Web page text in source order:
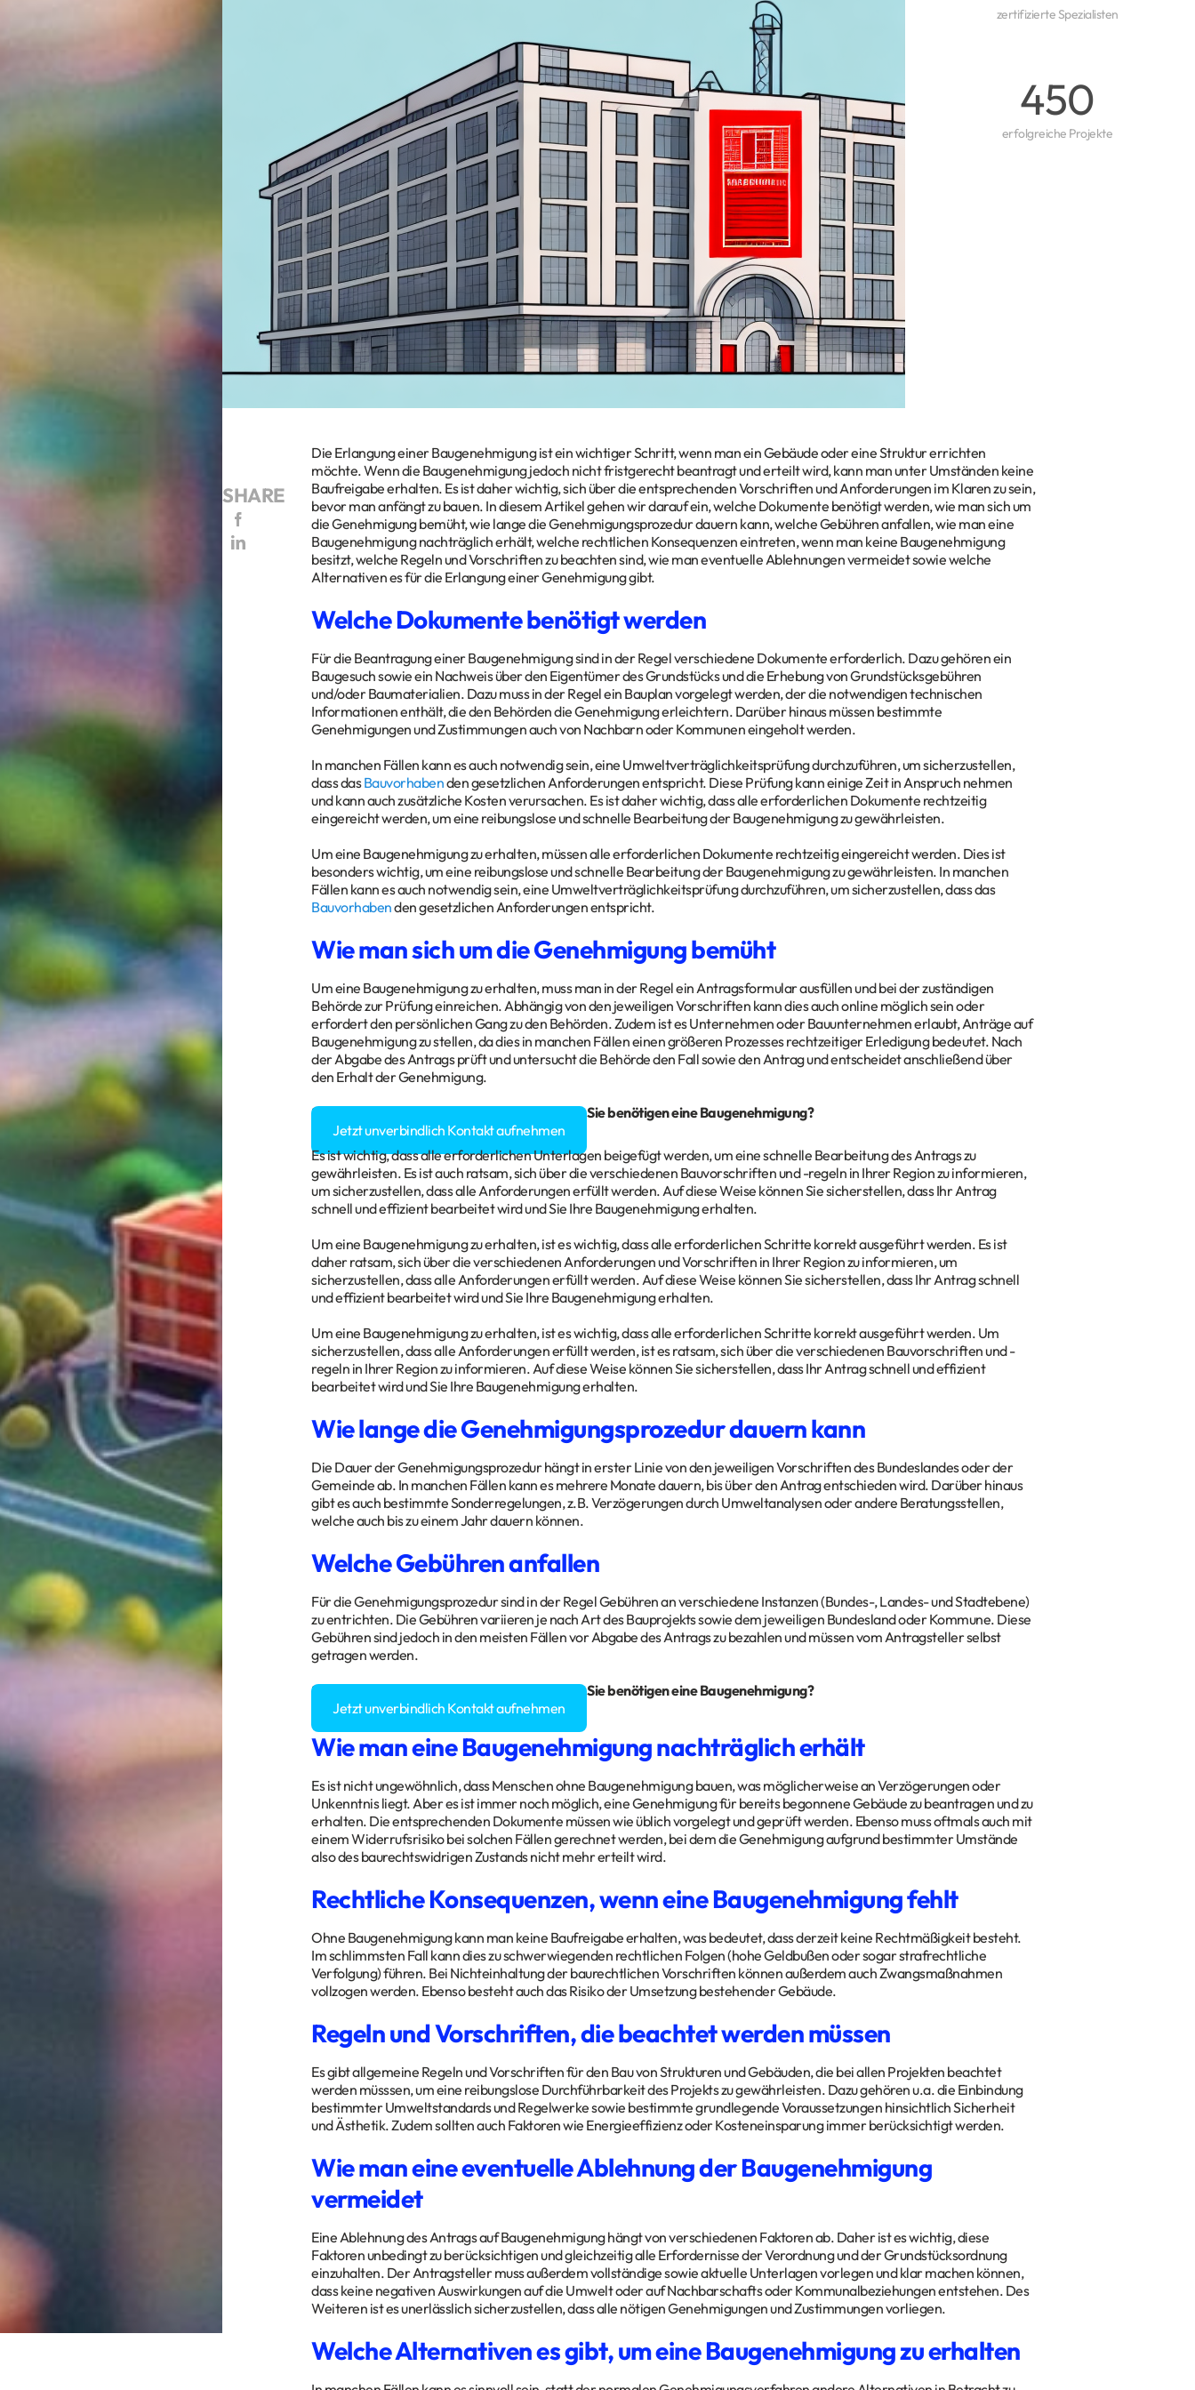
SHARE
Die Erlangung einer Baugenehmigung ist ein wichtiger Schritt, wenn man ein Gebäude oder eine Struktur errichten
möchte. Wenn die Baugenehmigung jedoch nicht fristgerecht beantragt und erteilt wird, kann man unter Umständen keine
Baufreigabe erhalten. Es ist daher wichtig, sich über die entsprechenden Vorschriften und Anforderungen im Klaren zu sein,
bevor man anfängt zu bauen. In diesem Artikel gehen wir darauf ein, welche Dokumente benötigt werden, wie man sich um
die Genehmigung bemüht, wie lange die Genehmigungsprozedur dauern kann, welche Gebühren anfallen, wie man eine
Baugenehmigung nachträglich erhält, welche rechtlichen Konsequenzen eintreten, wenn man keine Baugenehmigung
besitzt, welche Regeln und Vorschriften zu beachten sind, wie man eventuelle Ablehnungen vermeidet sowie welche
Alternativen es für die Erlangung einer Genehmigung gibt.
Welche Dokumente benötigt werden
Für die Beantragung einer Baugenehmigung sind in der Regel verschiedene Dokumente erforderlich. Dazu gehören ein
Baugesuch sowie ein Nachweis über den Eigentümer des Grundstücks und die Erhebung von Grundstücksgebühren
und/oder Baumaterialien. Dazu muss in der Regel ein Bauplan vorgelegt werden, der die notwendigen technischen
Informationen enthält, die den Behörden die Genehmigung erleichtern. Darüber hinaus müssen bestimmte
Genehmigungen und Zustimmungen auch von Nachbarn oder Kommunen eingeholt werden.
In manchen Fällen kann es auch notwendig sein, eine Umweltverträglichkeitsprüfung durchzuführen, um sicherzustellen,
dass dasBauvorhabenden gesetzlichen Anforderungen entspricht. Diese Prüfung kann einige Zeit in Anspruch nehmen
und kann auch zusätzliche Kosten verursachen. Es ist daher wichtig, dass alle erforderlichen Dokumente rechtzeitig
eingereicht werden, um eine reibungslose und schnelle Bearbeitung der Baugenehmigung zu gewährleisten.
Um eine Baugenehmigung zu erhalten, müssen alle erforderlichen Dokumente rechtzeitig eingereicht werden. Dies ist
besonders wichtig, um eine reibungslose und schnelle Bearbeitung der Baugenehmigung zu gewährleisten. In manchen
Fällen kann es auch notwendig sein, eine Umweltverträglichkeitsprüfung durchzuführen, um sicherzustellen, dass das
Bauvorhabenden gesetzlichen Anforderungen entspricht.
Wie man sich um die Genehmigung bemüht
Um eine Baugenehmigung zu erhalten, muss man in der Regel ein Antragsformular ausfüllen und bei der zuständigen
Behörde zur Prüfung einreichen. Abhängig von den jeweiligen Vorschriften kann dies auch online möglich sein oder
erfordert den persönlichen Gang zu den Behörden. Zudem ist es Unternehmen oder Bauunternehmen erlaubt, Anträge auf
Baugenehmigung zu stellen, da dies in manchen Fällen einen größeren Prozesses rechtzeitiger Erledigung bedeutet. Nach
der Abgabe des Antrags prüft und untersucht die Behörde den Fall sowie den Antrag und entscheidet anschließend über
den Erhalt der Genehmigung.
Sie haben Fragen rund um Ihr
? Sie benötigen eine Baugenehmigung?
Jetzt unverbindlich Kontakt aufnehmen
Es ist wichtig, dass alle erforderlichen Unterlagen beigefügt werden, um eine schnelle Bearbeitung des Antrags zu
gewährleisten. Es ist auch ratsam, sich über die verschiedenen Bauvorschriften und -regeln in Ihrer Region zu informieren,
um sicherzustellen, dass alle Anforderungen erfüllt werden. Auf diese Weise können Sie sicherstellen, dass Ihr Antrag
schnell und effizient bearbeitet wird und Sie Ihre Baugenehmigung erhalten.
Um eine Baugenehmigung zu erhalten, ist es wichtig, dass alle erforderlichen Schritte korrekt ausgeführt werden. Es ist
daher ratsam, sich über die verschiedenen Anforderungen und Vorschriften in Ihrer Region zu informieren, um
sicherzustellen, dass alle Anforderungen erfüllt werden. Auf diese Weise können Sie sicherstellen, dass Ihr Antrag schnell
und effizient bearbeitet wird und Sie Ihre Baugenehmigung erhalten.
Um eine Baugenehmigung zu erhalten, ist es wichtig, dass alle erforderlichen Schritte korrekt ausgeführt werden. Um
sicherzustellen, dass alle Anforderungen erfüllt werden, ist es ratsam, sich über die verschiedenen Bauvorschriften und -
regeln in Ihrer Region zu informieren. Auf diese Weise können Sie sicherstellen, dass Ihr Antrag schnell und effizient
bearbeitet wird und Sie Ihre Baugenehmigung erhalten.
Wie lange die Genehmigungsprozedur dauern kann
Die Dauer der Genehmigungsprozedur hängt in erster Linie von den jeweiligen Vorschriften des Bundeslandes oder der
Gemeinde ab. In manchen Fällen kann es mehrere Monate dauern, bis über den Antrag entschieden wird. Darüber hinaus
gibt es auch bestimmte Sonderregelungen, z.B. Verzögerungen durch Umweltanalysen oder andere Beratungsstellen,
welche auch bis zu einem Jahr dauern können.
Welche Gebühren anfallen
Für die Genehmigungsprozedur sind in der Regel Gebühren an verschiedene Instanzen (Bundes-, Landes- und Stadtebene)
zu entrichten. Die Gebühren variieren je nach Art des Bauprojekts sowie dem jeweiligen Bundesland oder Kommune. Diese
Gebühren sind jedoch in den meisten Fällen vor Abgabe des Antrags zu bezahlen und müssen vom Antragsteller selbst
getragen werden.
Sie haben Fragen rund um Ihr
? Sie benötigen eine Baugenehmigung?
Jetzt unverbindlich Kontakt aufnehmen
Wie man eine Baugenehmigung nachträglich erhält
Es ist nicht ungewöhnlich, dass Menschen ohne Baugenehmigung bauen, was möglicherweise an Verzögerungen oder
Unkenntnis liegt. Aber es ist immer noch möglich, eine Genehmigung für bereits begonnene Gebäude zu beantragen und zu
erhalten. Die entsprechenden Dokumente müssen wie üblich vorgelegt und geprüft werden. Ebenso muss oftmals auch mit
einem Widerrufsrisiko bei solchen Fällen gerechnet werden, bei dem die Genehmigung aufgrund bestimmter Umstände
also des baurechtswidrigen Zustands nicht mehr erteilt wird.
Rechtliche Konsequenzen, wenn eine Baugenehmigung fehlt
Ohne Baugenehmigung kann man keine Baufreigabe erhalten, was bedeutet, dass derzeit keine Rechtmäßigkeit besteht.
Im schlimmsten Fall kann dies zu schwerwiegenden rechtlichen Folgen (hohe Geldbußen oder sogar strafrechtliche
Verfolgung) führen. Bei Nichteinhaltung der baurechtlichen Vorschriften können außerdem auch Zwangsmaßnahmen
vollzogen werden. Ebenso besteht auch das Risiko der Umsetzung bestehender Gebäude.
Regeln und Vorschriften, die beachtet werden müssen
Es gibt allgemeine Regeln und Vorschriften für den Bau von Strukturen und Gebäuden, die bei allen Projekten beachtet
werden müsssen, um eine reibungslose Durchführbarkeit des Projekts zu gewährleisten. Dazu gehören u.a. die Einbindung
bestimmter Umweltstandards und Regelwerke sowie bestimmte grundlegende Voraussetzungen hinsichtlich Sicherheit
und Ästhetik. Zudem sollten auch Faktoren wie Energieeffizienz oder Kosteneinsparung immer berücksichtigt werden.
Wie man eine eventuelle Ablehnung der Baugenehmigung
vermeidet
Eine Ablehnung des Antrags auf Baugenehmigung hängt von verschiedenen Faktoren ab. Daher ist es wichtig, diese
Faktoren unbedingt zu berücksichtigen und gleichzeitig alle Erfordernisse der Verordnung und der Grundstücksordnung
einzuhalten. Der Antragsteller muss außerdem vollständige sowie aktuelle Unterlagen vorlegen und klar machen können,
dass keine negativen Auswirkungen auf die Umwelt oder auf Nachbarschafts oder Kommunalbeziehungen entstehen. Des
Weiteren ist es unerlässlich sicherzustellen, dass alle nötigen Genehmigungen und Zustimmungen vorliegen.
Welche Alternativen es gibt, um eine Baugenehmigung zu erhalten
zertifizierte Spezialisten
450
erfolgreiche Projekte